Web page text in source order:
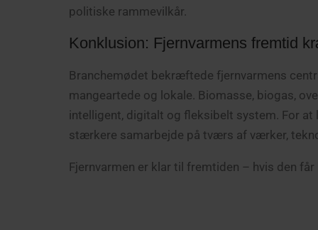
politiske rammevilkår.
Konklusion: Fjernvarmens fremtid
Branchemødet bekræftede fjernvarmens
mangeartede og lokale. Biomasse, biogas,
intelligent, digitalt og fleksibelt system. For
stærkere samarbejde på tværs af værker,
Fjernvarmen er klar til fremtiden – hvis den får